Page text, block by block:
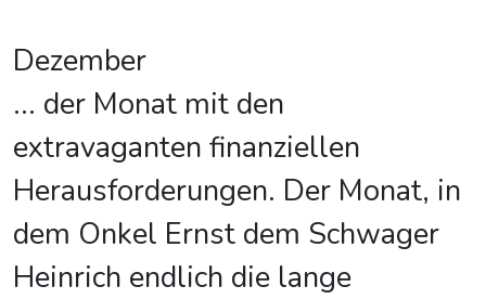
Dezember
... der Monat mit den
extravaganten finanziellen
Herausforderungen. Der Monat, in
dem Onkel Ernst dem Schwager
Heinrich endlich die lange